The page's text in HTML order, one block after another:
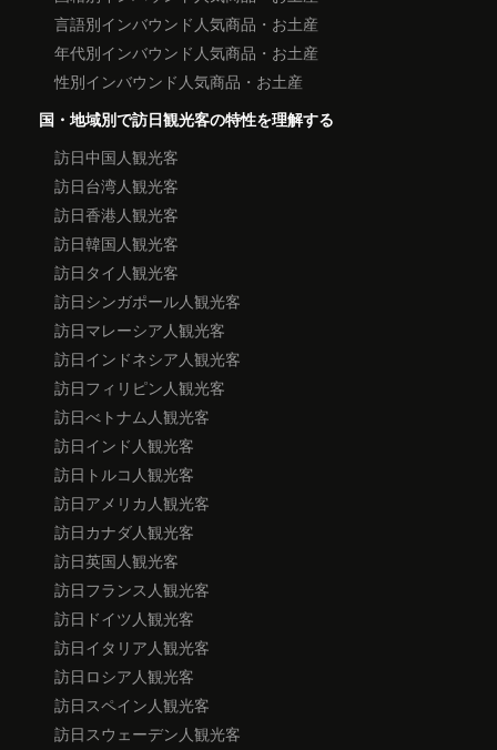
言語別インバウンド人気商品・お土産
年代別インバウンド人気商品・お土産
性別インバウンド人気商品・お土産
国・地域別で訪日観光客の特性を理解する
訪日中国人観光客
訪日台湾人観光客
訪日香港人観光客
訪日韓国人観光客
訪日タイ人観光客
訪日シンガポール人観光客
訪日マレーシア人観光客
訪日インドネシア人観光客
訪日フィリピン人観光客
訪日べトナム人観光客
訪日インド人観光客
訪日トルコ人観光客
訪日アメリカ人観光客
訪日カナダ人観光客
訪日英国人観光客
訪日フランス人観光客
訪日ドイツ人観光客
訪日イタリア人観光客
訪日ロシア人観光客
訪日スペイン人観光客
訪日スウェーデン人観光客